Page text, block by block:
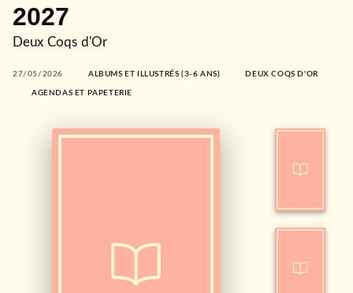
2027
Deux Coqs d'Or
27/05/2026 ALBUMS ET ILLUSTRÉS (3-6 ANS) DEUX COQS D'OR
AGENDAS ET PAPETERIE